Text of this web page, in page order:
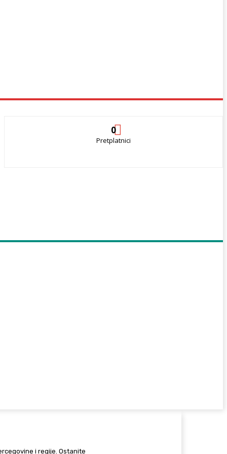
0
Pretplatnici
i regije. Ostanite